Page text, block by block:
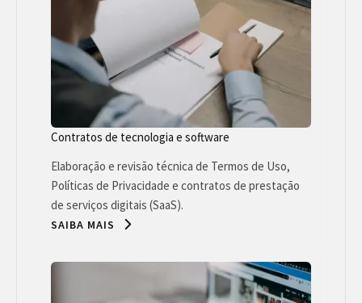
Contratos de tecnologia e software
Elaboração e revisão técnica de Termos de Uso,
Políticas de Privacidade e contratos de prestação
de serviços digitais (SaaS).
SAIBA MAIS